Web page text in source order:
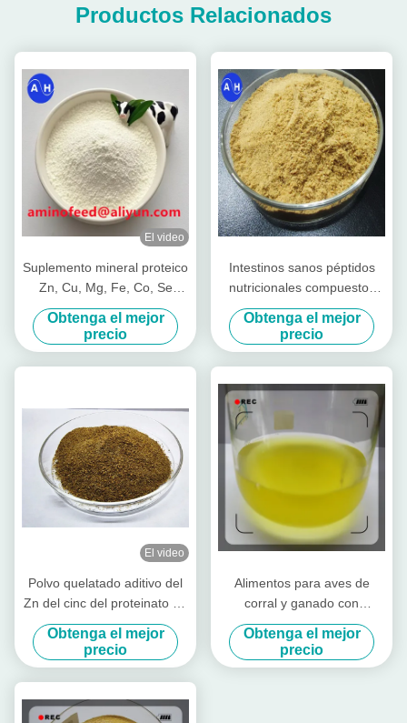
Productos Relacionados
El video
Suplemento mineral proteico
Zn, Cu, Mg, Fe, Co, Se
forma
Obtenga el mejor
precio
Intestinos sanos péptidos
nutricionales compuestos
para el ganado vacas
lechones vacas de corral
Obtenga el mejor
precio
El video
Polvo quelatado aditivo del
Zn del cinc del proteinato de
la alimentación con la
proteína cruda para el
molino de alimentación
Obtenga el mejor
precio
Alimentos para aves de
corral y ganado con
aminoácidos altamente
concentrados
Obtenga el mejor
precio